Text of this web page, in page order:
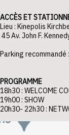
ACCÈS ET
Lieu : Kinepolis
45 Av. John F.
Parking recommandé :
PROGRAMME
18h30 : WELCOME
19h00 : SHOW
20h30- 22h30 :